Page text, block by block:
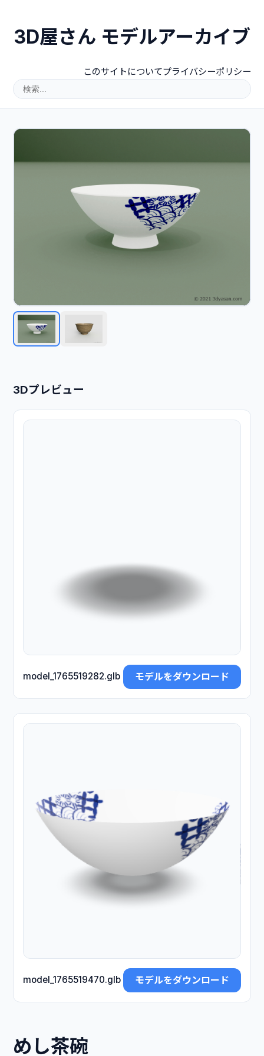
3D屋さん モデルアーカイブ
このサイトについてプライバシーポリシー
3Dプレビュー
model_1765519282.glb モデルをダウンロード
model_1765519470.glb モデルをダウンロード
めし茶碗